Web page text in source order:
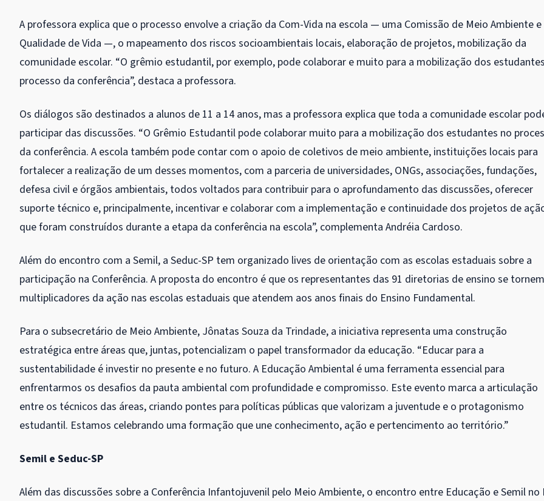
A professora explica que o processo envolve a criação da Com-Vida na escola — uma Comissão de Meio Ambiente e
Qualidade de Vida —, o mapeamento dos riscos socioambientais locais, elaboração de projetos, mobilização da
comunidade escolar. “O grêmio estudantil, por exemplo, pode colaborar e muito para a mobilização dos
processo da conferência”, destaca a professora.
Os diálogos são destinados a alunos de 11 a 14 anos, mas a professora explica que toda a comunidade escolar
participar das discussões. “O Grêmio Estudantil pode colaborar muito para a mobilização dos estudantes no
da conferência. A escola também pode contar com o apoio de coletivos de meio ambiente, instituições locais para
fortalecer a realização de um desses momentos, com a parceria de universidades, ONGs, associações, fundações,
defesa civil e órgãos ambientais, todos voltados para contribuir para o aprofundamento das discussões, oferecer
suporte técnico e, principalmente, incentivar e colaborar com a implementação e continuidade dos projetos de
que foram construídos durante a etapa da conferência na escola”, complementa Andréia Cardoso.
Além do encontro com a Semil, a Seduc-SP tem organizado lives de orientação com as escolas estaduais sobre a
participação na Conferência. A proposta do encontro é que os representantes das 91 diretorias de ensino se tornem
multiplicadores da ação nas escolas estaduais que atendem aos anos finais do Ensino Fundamental.
Para o subsecretário de Meio Ambiente, Jônatas Souza da Trindade, a iniciativa representa uma construção
estratégica entre áreas que, juntas, potencializam o papel transformador da educação. “Educar para a
sustentabilidade é investir no presente e no futuro. A Educação Ambiental é uma ferramenta essencial para
enfrentarmos os desafios da pauta ambiental com profundidade e compromisso. Este evento marca a articulação
entre os técnicos das áreas, criando pontes para políticas públicas que valorizam a juventude e o protagonismo
estudantil. Estamos celebrando uma formação que une conhecimento, ação e pertencimento ao território.”
Semil e Seduc-SP
Além das discussões sobre a Conferência Infantojuvenil pelo Meio Ambiente, o encontro entre Educação e Semil no